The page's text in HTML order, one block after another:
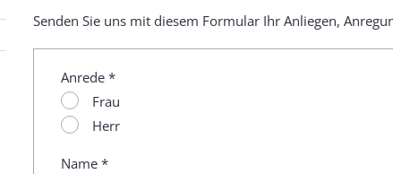
Senden Sie uns mit diesem Formular Ihr Anliegen,
Anrede *
Frau
Herr
Name *